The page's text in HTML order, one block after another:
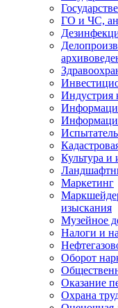
ГО и ЧС,
Индустрия
Культура и
Маркетинг
изыскания
Музейное
Налоги и
Оборот
Оказание
Охрана